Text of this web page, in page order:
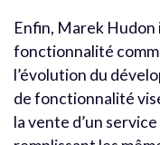
Enfin, Marek Hudon
fonctionnalité
l’évolution du
de fonctionnalité
la vente d’un